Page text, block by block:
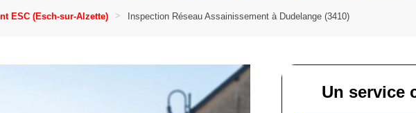
ESC (Esch-sur-Alzette) Inspection Réseau Assainissement à Dudelange (3410)
Un service